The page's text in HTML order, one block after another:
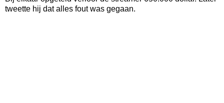
tweette hij dat alles fout was gegaan.